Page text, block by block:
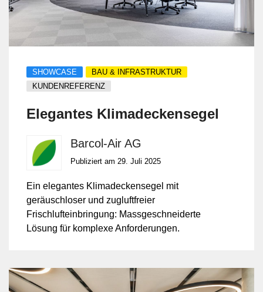
SHOWCASE
BAU & INFRASTRUKTUR
KUNDENREFERENZ
Elegantes Klimadeckensegel
Barcol-Air AG
Publiziert am 29. Juli 2025
Ein elegantes Klimadeckensegel mit
geräuschloser und zugluftfreier
Frischlufteinbringung: Massgeschneiderte
Lösung für komplexe Anforderungen.